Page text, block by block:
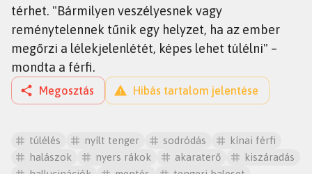
térhet. "Bármilyen veszélyesnek vagy
reménytelennek tűnik egy helyzet, ha az ember
megőrzi a lélekjelenlétét, képes lehet túlélni" –
mondta a férfi.
Megosztás Hibás tartalom jelentése
túlélés nyílt tenger sodródás
kínai férfi
halászok
nyers rákok akaraterő
kiszáradás